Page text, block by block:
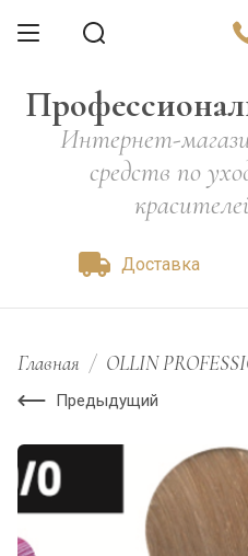
Интернет-
средств по
Доставка
Главная / OLLIN
Предыдущий